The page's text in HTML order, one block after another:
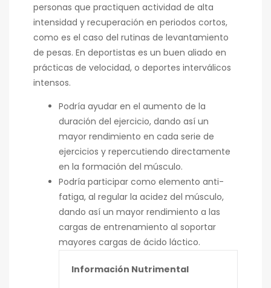
personas que practiquen actividad de alta
intensidad y recuperación en periodos cortos,
como es el caso del rutinas de levantamiento
de pesas. En deportistas es un buen aliado en
prácticas de velocidad, o deportes interválicos
intensos.
Podría ayudar en el aumento de la
duración del ejercicio, dando así un
mayor rendimiento en cada serie de
ejercicios y repercutiendo directamente
en la formación del músculo.
Podría participar como elemento anti-
fatiga, al regular la acidez del músculo,
dando así un mayor rendimiento a las
cargas de entrenamiento al soportar
mayores cargas de ácido láctico.
Información Nutrimental